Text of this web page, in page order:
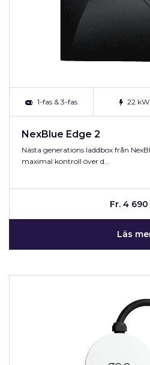
1-fas & 3-fas 22 kW
NexBlue Edge 2
Nästa generations laddbox från
maximal kontroll över d…
Fr. 4
Läs